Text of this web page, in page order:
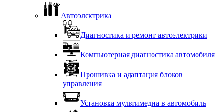
Автоэлектрика
Диагностика и ремонт автоэлектрики
Компьютерная диагностика автомобиля
Прошивка и адаптация блоков
управления
Установка мультимедиа в автомобиль